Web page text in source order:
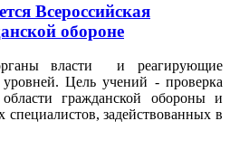
Всероссийская
обороне
власти и реагирующие
Цель учений - проверка
гражданской обороны и
специалистов, задействованных в